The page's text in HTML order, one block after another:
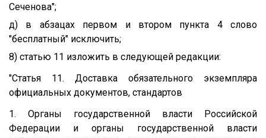
Сеченова";
д) в абзацах первом и втором пункта 4 слово
"бесплатный" исключить;
8) статью 11 изложить в следующей редакции:
"Статья 11. Доставка обязательного экземпляра
официальных документов, стандартов
1. Органы государственной власти Российской
Федерации и органы государственной власти